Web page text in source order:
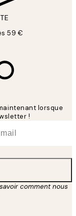
59 €
lorsque
!
comment nous